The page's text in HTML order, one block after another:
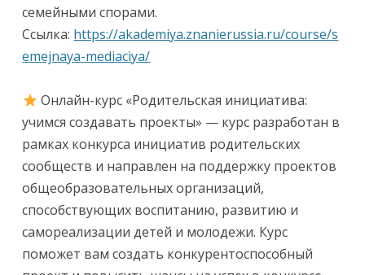
семейными спорами.
Ссылка: https://akademiya.znanierussia.ru/course/s
emejnaya-mediaciya/
Онлайн-курс «Родительская инициатива:
учимся создавать проекты» — курс разработан в
рамках конкурса инициатив родительских
сообществ и направлен на поддержку проектов
общеобразовательных организаций,
способствующих воспитанию, развитию и
самореализации детей и молодежи. Курс
поможет вам создать конкурентоспособный